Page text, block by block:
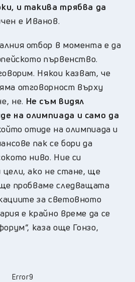
и такива трябва да
е Иванов.
отбор в момента е да
първенство.
Някои казват, че
отговорност върху
не. Не съм видял
на олимпиада и само да
отиде на олимпиада и
пак се бори да
ниво. Ние си
цели, ако не стане, ще
пробваме следващата
за световното
е крайно време да се
м“, каза още Гонзо,
Error9